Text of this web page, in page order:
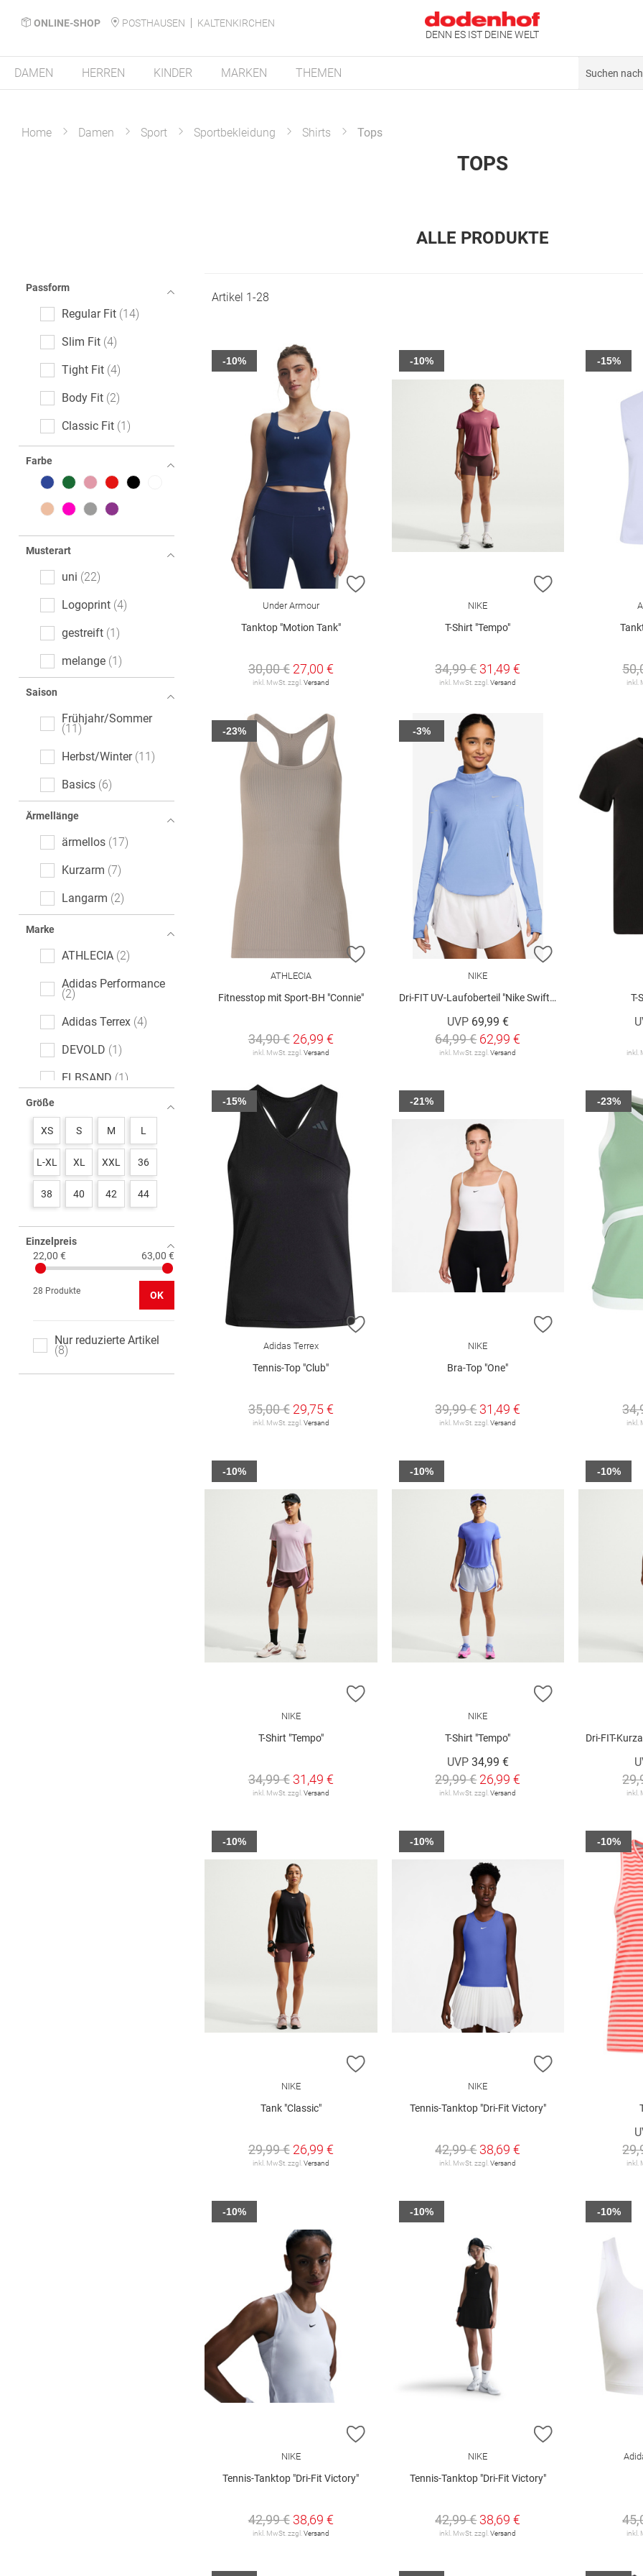
ONLINE-SHOP POSTHAUSEN
KALTENKIRCHEN
DENN ES IST DEINE WELT
DAMEN HERREN KINDER MARKEN THEMEN
Home Damen Sport Sportbekleidung Shirts Tops
TOPS
ALLE PRODUKTE
Passform
Regular Fit 14
Slim Fit 4
Tight Fit 4
Body Fit 2
Classic Fit 1
Farbe
Musterart
uni 22
Logoprint 4
gestreift 1
melange 1
Saison
Frühjahr/Sommer
11
Herbst/Winter 11
Basics 6
Ärmellänge
ärmellos 17
Kurzarm 7
Langarm 2
Marke
ATHLECIA 2
Adidas Performance
2
Adidas Terrex 4
DEVOLD 1
ELBSAND 1
Under Armour 1
VENICE BEACH 2
Größe
XS S M L
L-XL XL XXL 36
38 40 42 44
Einzelpreis
22,00 €
63,00 €
28 Produkte OK
Nur reduzierte Artikel
8
Artikel 1-28
ZUR WUNSCHLISTE HINZUFÜGEN
Under Armour
Tanktop "Motion Tank"
30,00 € 27,00 €
inkl. MwSt. zzgl. Versand
-10%
ZUR
NIKE
T-Shirt "Tempo"
34,99 € 31,49 €
inkl. MwSt. zzgl.Versand
-10%
inkl.
-15%
ZUR WUNSCHLISTE HINZUFÜGEN
ATHLECIA
Fitnesstop mit Sport-BH "Connie"
34,90 € 26,99 €
inkl. MwSt. zzgl. Versand
-23%
ZUR
NIKE
Dri-FIT UV-Laufoberteil "Nike Swift" mit Viertelreißverschluss
UVP 69,99 €
64,99 € 62,99 €
inkl. MwSt. zzgl.Versand
-3%
T-
inkl.
ZUR WUNSCHLISTE HINZUFÜGEN
Adidas Terrex
Tennis-Top "Club"
35,00 € 29,75 €
inkl. MwSt. zzgl. Versand
-15%
ZUR
NIKE
Bra-Top "One"
39,99 € 31,49 €
inkl. MwSt. zzgl.Versand
-21%
inkl.
-23%
ZUR WUNSCHLISTE HINZUFÜGEN
NIKE
T-Shirt "Tempo"
34,99 € 31,49 €
inkl. MwSt. zzgl. Versand
-10%
ZUR
NIKE
T-Shirt "Tempo"
UVP 34,99 €
29,99 € 26,99 €
inkl. MwSt. zzgl.Versand
-10%
Dri-FIT-
inkl.
-10%
ZUR WUNSCHLISTE HINZUFÜGEN
NIKE
Tank "Classic"
29,99 € 26,99 €
inkl. MwSt. zzgl. Versand
-10%
ZUR
NIKE
Tennis-Tanktop "Dri-Fit Victory"
42,99 € 38,69 €
inkl. MwSt. zzgl.Versand
-10%
inkl.
-10%
ZUR WUNSCHLISTE HINZUFÜGEN
NIKE
Tennis-Tanktop "Dri-Fit Victory"
42,99 € 38,69 €
inkl. MwSt. zzgl. Versand
-10%
ZUR
NIKE
Tennis-Tanktop "Dri-Fit Victory"
42,99 € 38,69 €
inkl. MwSt. zzgl.Versand
-10%
inkl.
-10%